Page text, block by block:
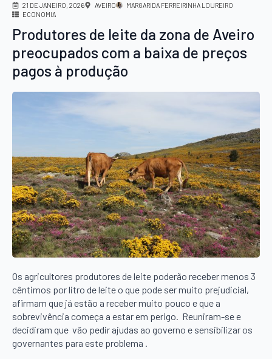
21 DE JANEIRO, 2026 AVEIRO
MARGARIDA FERREIRINHA LOUREIRO
ECONOMIA
Produtores de leite da zona de Aveiro
preocupados com a baixa de preços
pagos à produção
Os agricultores produtores de leite poderão receber menos 3
cêntimos por litro de leite o que pode ser muito prejudicial,
afirmam que já estão a receber muito pouco e que a
sobrevivência começa a estar em perigo. Reuniram-se e
decidiram que vão pedir ajudas ao governo e sensibilizar os
governantes para este problema .